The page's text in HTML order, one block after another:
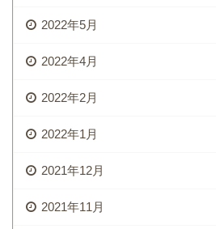
2022年5月
2022年4月
2022年2月
2022年1月
2021年12月
2021年11月